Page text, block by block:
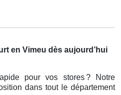
en Vimeu dès aujourd’hui
pour vos stores? Notre
dans tout le département